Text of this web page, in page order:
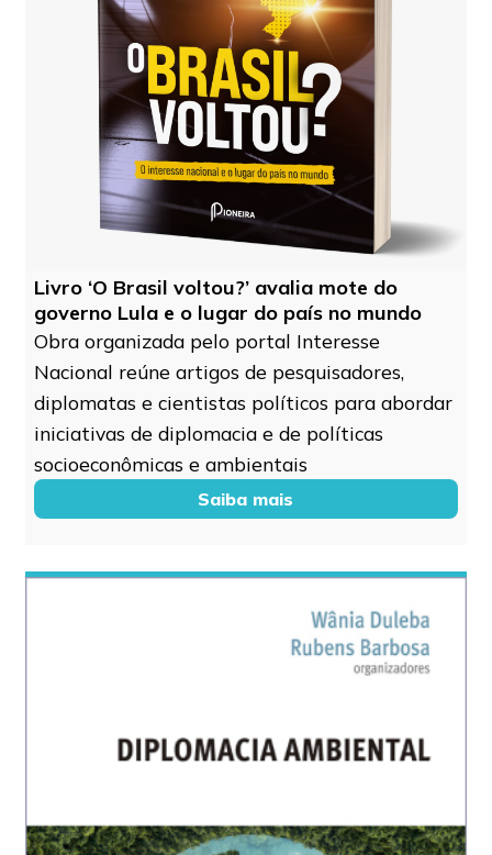
Livro ‘O Brasil voltou?’ avalia mote do
governo Lula e o lugar do país no mundo
Obra organizada pelo portal Interesse
Nacional reúne artigos de pesquisadores,
diplomatas e cientistas políticos para abordar
iniciativas de diplomacia e de políticas
socioeconômicas e ambientais
Saiba mais